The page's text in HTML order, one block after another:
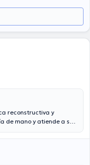
reconstructiva y
de mano y atiende a sus
Universitaria de
de mano. Además,